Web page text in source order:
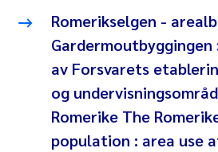
Anastasia Georgantzopoulou
Sophie Mentzel
Veronica Sæther Eftevåg
Odd Arne Segtnan Skogan
Romerikselgen -
Gardermoutbyggingen
av Forsvarets
og
Romerike The
population : area use